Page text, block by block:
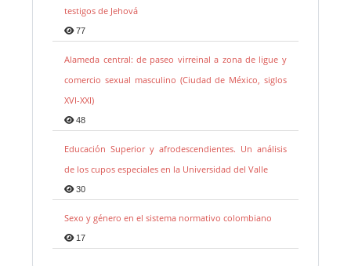
testigos de Jehová
77
Alameda central: de paseo virreinal a zona de ligue y
comercio sexual masculino (Ciudad de México, siglos
XVI-XXI)
48
Educación Superior y afrodescendientes. Un análisis
de los cupos especiales en la Universidad del Valle
30
Sexo y género en el sistema normativo colombiano
17